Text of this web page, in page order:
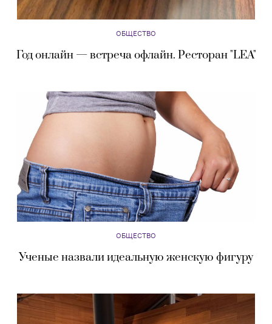
ОБЩЕСТВО
Год онлайн — встреча офлайн. Ресторан "LEA"
ОБЩЕСТВО
Ученые назвали идеальную женскую фигуру